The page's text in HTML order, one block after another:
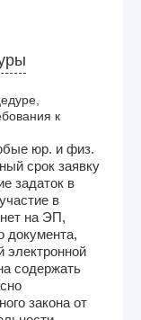
к
юр. и физ.
срок заявку
задаток в
в
на ЭП,
документа,
электронной
содержать
закона от